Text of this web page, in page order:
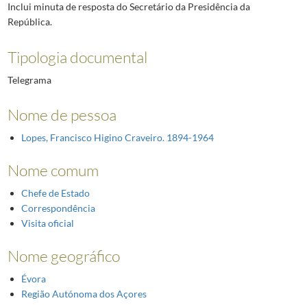
Inclui minuta de resposta do Secretário da Presidência da
República.
Tipologia documental
Telegrama
Nome de pessoa
Lopes, Francisco Higino Craveiro. 1894-1964
Nome comum
Chefe de Estado
Correspondência
Visita oficial
Nome geográfico
Évora
Região Autónoma dos Açores